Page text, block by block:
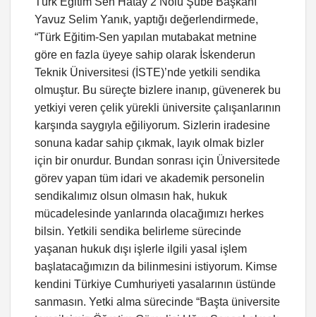
Yavuz Selim Yanık, yaptığı değerlendirmede,
“Türk Eğitim-Sen yapılan mutabakat metnine
göre en fazla üyeye sahip olarak İskenderun
Teknik Üniversitesi (İSTE)’nde yetkili sendika
olmuştur. Bu süreçte bizlere inanıp, güvenerek bu
yetkiyi veren çelik yürekli üniversite çalışanlarının
karşında saygıyla eğiliyorum. Sizlerin iradesine
sonuna kadar sahip çıkmak, layık olmak bizler
için bir onurdur. Bundan sonrası için Üniversitede
görev yapan tüm idari ve akademik personelin
sendikalımız olsun olmasın hak, hukuk
mücadelesinde yanlarında olacağımızı herkes
bilsin. Yetkili sendika belirleme sürecinde
yaşanan hukuk dışı işlerle ilgili yasal işlem
başlatacağımızın da bilinmesini istiyorum. Kimse
kendini Türkiye Cumhuriyeti yasalarının üstünde
sanmasın. Yetki alma sürecinde “Başta üniversite